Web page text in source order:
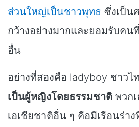
ส่วนใหญ่เป็นชาวพุทธ ซึ่งเป็น
กว้างอย่างมากและยอมรับคน
อื่น
อย่างที่สองคือ ladyboy ชาวไ
เป็นผู้หญิงโดยธรรมชาติ พวก
เอเชียชาติอื่น ๆ คือมีเรือนร่า